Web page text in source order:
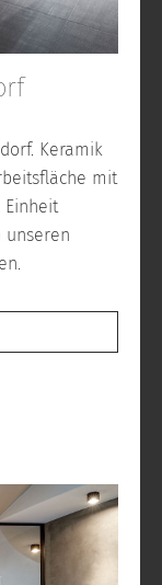
Keramik
mit
Einheit
unseren